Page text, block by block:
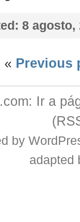
8
« Previous
Ir a
by
adapted